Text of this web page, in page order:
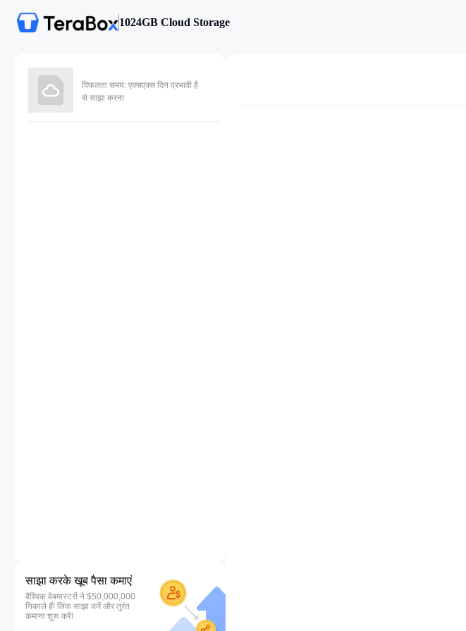
1024GB Cloud Storage
विफलता समय: एक्सएक्स दिन प्रभावी है
से साझा करना
साझा करके खूब पैसा कमाएं
वैश्विक वेबमास्टरों ने $50,000,000
निकाले हैं! लिंक साझा करें और तुरंत
कमाना शुरू करें!